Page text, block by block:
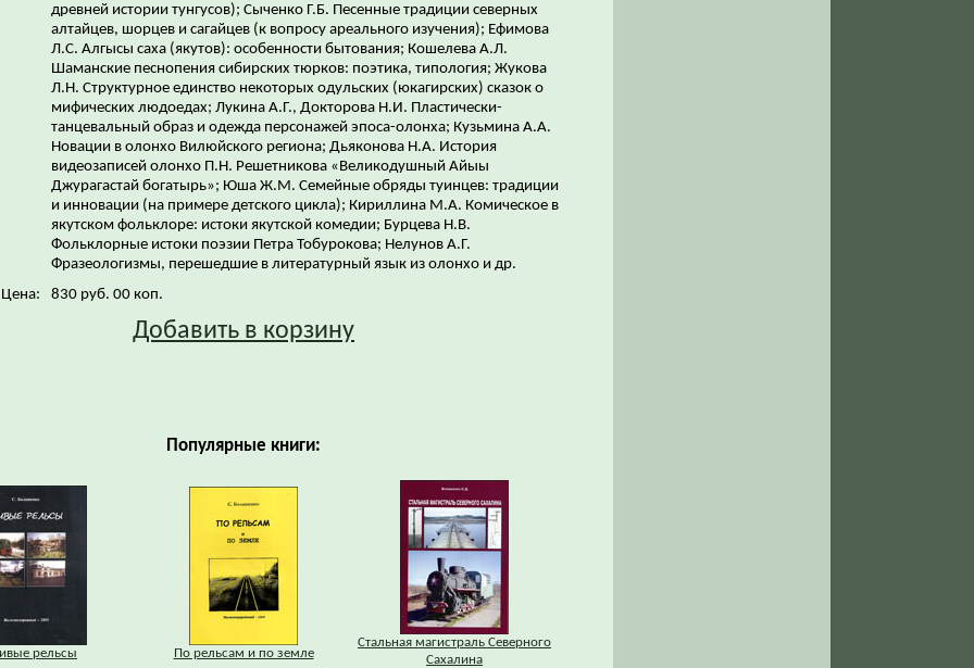
древней истории тунгусов); Сыченко Г.Б. Песенные традиции северных
алтайцев, шорцев и сагайцев (к вопросу ареального изучения); Ефимова
Л.С. Алгысы саха (якутов): особенности бытования; Кошелева А.Л.
Шаманские песнопения сибирских тюрков: поэтика, типология; Жукова
Л.Н. Структурное единство некоторых одульских (юкагирских) сказок о
мифических людоедах; Лукина А.Г., Докторова Н.И. Пластически-
танцевальный образ и одежда персонажей эпоса-олонха; Кузьмина А.А.
Новации в олонхо Вилюйского региона; Дьяконова Н.А. История
видеозаписей олонхо П.Н. Решетникова «Великодушный Айыы
Джурагастай богатырь»; Юша Ж.М. Семейные обряды туинцев: традиции
и инновации (на примере детского цикла); Кириллина М.А. Комическое в
якутском фольклоре: истоки якутской комедии; Бурцева Н.В.
Фольклорные истоки поэзии Петра Тобурокова; Нелунов А.Г.
Фразеологизмы, перешедшие в литературный язык из олонхо и др.
Цена:
830 руб. 00 коп.
Добавить в корзину
Популярные книги:
рельсы По рельсам и по земле
Стальная магистраль Северного
Сахалина